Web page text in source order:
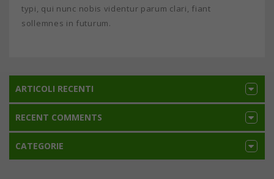
typi, qui nunc nobis videntur parum clari, fiant
sollemnes in futurum.
ARTICOLI RECENTI
RECENT COMMENTS
CATEGORIE